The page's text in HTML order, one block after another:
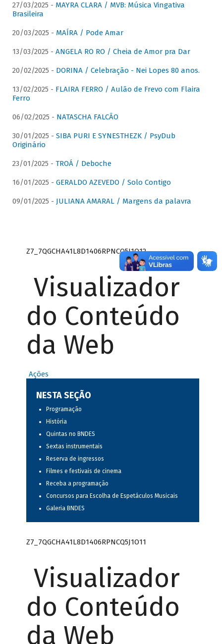
27/03/2025 - MAYRA CLARA / MVB: Música Vingativa
Brasileira
20/03/2025 - MAÍRA / Pode Amar
13/03/2025 - ANGELA RO RO / Cheia de Amor pra Dar
20/02/2025 - DORINA / Celebração - Nei Lopes 80 anos.
13/02/2025 - FLAIRA FERRO / Aulão de Frevo com Flaira
Ferro
06/02/2025 - NATASCHA FALCÃO
30/01/2025 - SIBA PURI E SYNESTHEZK / PsyDub
Originário
23/01/2025 - TROÁ / Deboche
16/01/2025 - GERALDO AZEVEDO / Solo Contigo
09/01/2025 - JULIANA AMARAL / Margens da palavra
Z7_7QGCHA41L8D1406RPNCQ5J1O12
Visualizador
do Conteúdo
da Web
Ações
NESTA SEÇÃO
Programação
História
Quintas no BNDES
Sextas instrumentais
Reserva de ingressos
Filmes e festivais de cinema
Receba a programação
Concursos para Escolha de Espetáculos Musicais
Galeria BNDES
Z7_7QGCHA41L8D1406RPNCQ5J1O11
Visualizador
do Conteúdo
da Web